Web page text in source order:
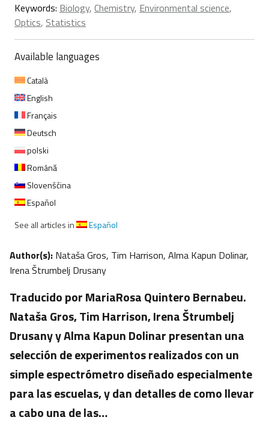
Keywords: Biology, Chemistry, Environmental science,
Optics, Statistics
Available languages
Català
English
Français
Deutsch
polski
Română
Slovenščina
Español
See all articles in
Español
Author(s): Nataša Gros, Tim Harrison, Alma Kapun Dolinar,
Irena Štrumbelj Drusany
Traducido por MariaRosa Quintero Bernabeu.
Nataša Gros, Tim Harrison, Irena Štrumbelj
Drusany y Alma Kapun Dolinar presentan una
selección de experimentos realizados con un
simple espectrómetro diseñado especialmente
para las escuelas, y dan detalles de como llevar
a cabo una de las…